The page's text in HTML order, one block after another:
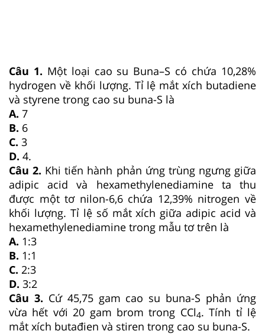
Câu 1. Một loại cao su Buna–S có chứa 10,28%
hydrogen về khối lượng. Tỉ lệ mắt xích butadiene
và styrene trong cao su buna-S là
A. 7
B. 6
C. 3
D. 4.
Câu 2. Khi tiến hành phản ứng trùng ngưng giữa
adipic acid và hexamethylenediamine ta thu
được một tơ nilon-6,6 chứa 12,39% nitrogen về
khối lượng. Tỉ lệ số mắt xích giữa adipic acid và
hexamethylenediamine trong mẫu tơ trên là
A. 1:3
B. 1:1
C. 2:3
D. 3:2
Câu 3. Cứ 45,75 gam cao su buna-S phản ứng
vừa hết với 20 gam brom trong CCl4. Tính tỉ lệ
mắt xích butađien và stiren trong cao su buna-S.